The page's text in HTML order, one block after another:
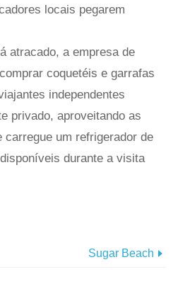
locais pegarem
atracado, a empresa de
coquetéis e garrafas
independentes
privado, aproveitando as
um refrigerador de
durante a visita
Sugar Beach